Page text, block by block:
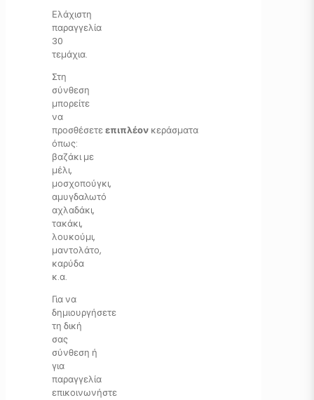
Ελάχιστη
παραγγελία
30
τεμάχια.
Στη
σύνθεση
μπορείτε
να
προσθέσετεεπιπλέον κεράσματα
όπως:
βαζάκι με
μέλι,
μοσχοπούγκι,
αμυγδαλωτό
αχλαδάκι,
τακάκι,
λουκούμι,
μαντολάτο,
καρύδα
κ.α.
Για να
δημιουργήσετε
τη δική
σας
σύνθεση ή
για
παραγγελία
επικοινωνήστε